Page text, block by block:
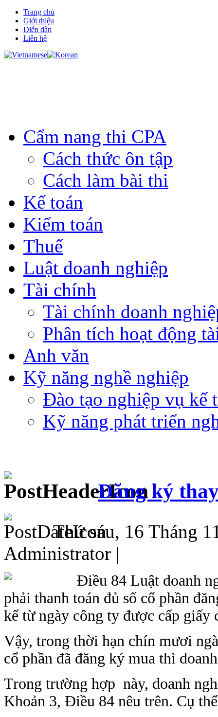
Trang chủ
Giới thiệu
Diễn đàn
Liên hệ
Cẩm nang thi CPA
Cách thức ôn tập
Cách làm bài thi
Kế toán
Kiểm toán
Thuế
Luật doanh nghiệp
Tài chính
Tài chính doanh
Phân tích hoạt động
Anh văn
Kỹ năng nghề nghiệp
Đào tạo nghiệp vụ kế
Kỹ năng phát triển
Đăng ký
Thứ sáu, 16 Tháng
Administrator |
Điều 84 Luật doanh
phải thanh toán đủ số cổ phần
kể từ ngày công ty được cấp giấy
Vậy, trong thời hạn chín mươi
cổ phần đã đăng ký mua thì
Trong trường hợp này, doanh
Khoản 3, Điều 84 nêu trên. Cụ